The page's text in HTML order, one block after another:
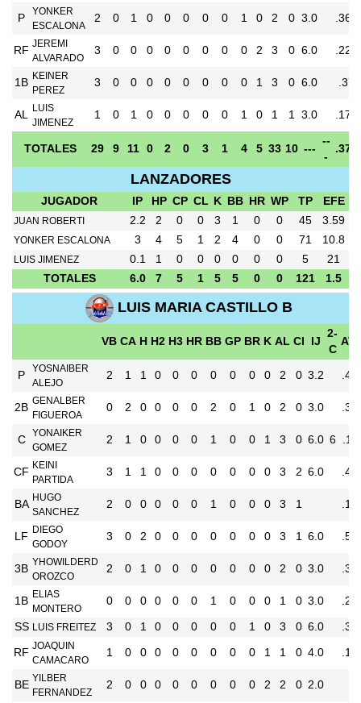
P
YONKER
ESCALONA
2 0 1 0 0 0 0 0 1 0 2 0 3.0 .364
RF
JEREMI
ALVARADO
3 0 0 0 0 0 0 0 0 2 3 0 6.0 .229
1B
KEINER
PEREZ
3 0 0 0 0 0 0 0 0 1 3 0 6.0 .37
AL
LUIS
JIMENEZ
1 0 1 0 0 0 0 0 1 0 1 1 3.0 .176
TOTALES 29 9 11 0 2 0 3 1 4 5 33 10 ---
--
-
.379
LANZADORES
JUGADOR IP HP CP CL K BB HR WP TP EFE
JUAN ROBERTI 2.2 2 0 0 3 1 0 0 45 3.59
YONKER ESCALONA 3 4 5 1 2 4 0 0 71 10.8
LUIS JIMENEZ 0.1 1 0 0 0 0 0 0 5
21
TOTALES
6.0 7 5 1 5 5 0 0 121 1.5
LUIS MARIA CASTILLO B
VB CA H H2 H3 HR BB GP BR K AL CI IJ
2-
C
P
YOSNAIBER
ALEJO
2 1 1 0 0 0 0 0 0 0 2 0 3.2
2B
GENALBER
FIGUEROA
0 2 0 0 0 0 2 0 1 0 2 0 3.0
C
YONAIKER
GOMEZ
2 1 0 0 0 0 1 0 0 1 3 0 6.0 6
CF
KEINI
PARTIDA
3 1 1 0 0 0 0 0 0 0 3 2 6.0
BA
HUGO
SANCHEZ
2 0 0 0 0 0 1 0 0 0 3 1
LF
DIEGO
GODOY
3 0 2 0 0 0 0 0 0 0 3 1 6.0
3B
YHOWILDERD
OROZCO
2 0 1 0 0 0 0 0 0 0 2 0 3.0
1B
ELIAS
MONTERO
0 0 0 0 0 0 1 0 0 0 1 0 3.0
SS LUIS FREITEZ 3 0 1 0 0 0 0 0 1 0 3 0 6.0
RF
JOAQUIN
CAMACARO
1 0 0 0 0 0 0 0 0 1 1 0 4.0
BE
YILBER
FERNANDEZ
2 0 0 0 0 0 0 0 0 2 2 0 2.0